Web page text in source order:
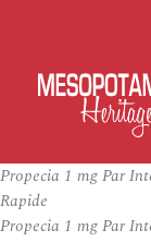
Propecia 1 mg Par
Rapide
Propecia 1 mg Par